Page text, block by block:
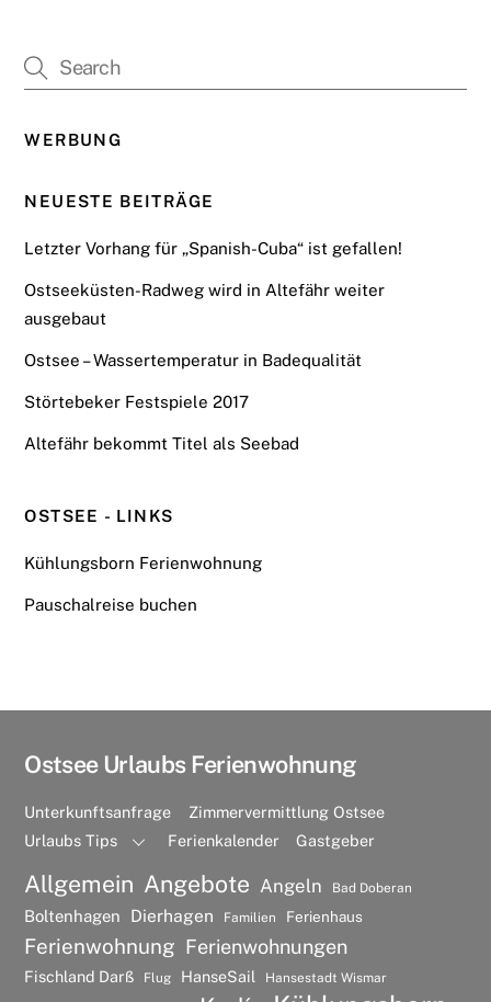
WERBUNG
NEUESTE BEITRÄGE
Letzter Vorhang für „Spanish-Cuba“ ist gefallen!
Ostseeküsten-Radweg wird in Altefähr weiter
ausgebaut
Ostsee – Wassertemperatur in Badequalität
Störtebeker Festspiele 2017
Altefähr bekommt Titel als Seebad
OSTSEE - LINKS
Kühlungsborn Ferienwohnung
Pauschalreise buchen
Ostsee Urlaubs Ferienwohnung
Unterkunftsanfrage
Zimmervermittlung Ostsee
Urlaubs Tips
Ferienkalender Gastgeber
Allgemein Angebote Angeln Bad Doberan
Boltenhagen Dierhagen Familien Ferienhaus
Ferienwohnung Ferienwohnungen
Fischland Darß Flug HanseSail Hansestadt Wismar